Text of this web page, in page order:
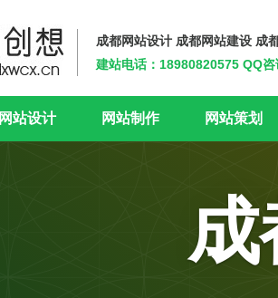
成都网站设计 成都网站建设 成
建站电话：18980820575 QQ
网站设计 网站制作 网站策划